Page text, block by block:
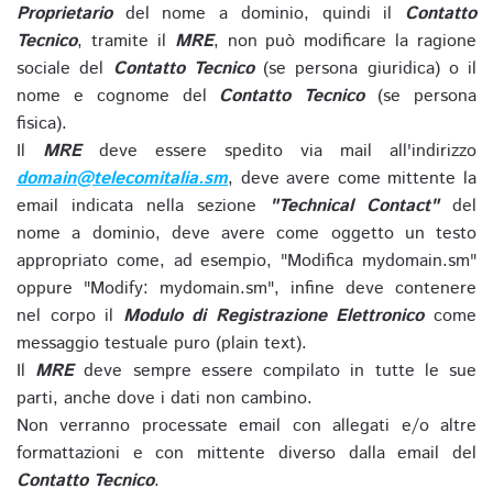
Proprietariodel nome a dominio, quindi il Contatto
Tecnico, tramite il MRE, non può modificare la ragione
sociale del Contatto Tecnico(se persona giuridica) o il
nome e cognome del Contatto Tecnico(se persona
fisica).
Il MREdeve essere spedito via mail all'indirizzo
domain@telecomitalia.sm, deve avere come mittente la
email indicata nella sezione
"Technical Contact"del
nome a dominio, deve avere come oggetto un testo
appropriato come, ad esempio, "Modifica mydomain.sm"
oppure "Modify: mydomain.sm", infine deve contenere
nel corpo il Modulo di Registrazione Elettronicocome
messaggio testuale puro (plain text).
Il MREdeve sempre essere compilato in tutte le sue
parti, anche dove i dati non cambino.
Non verranno processate email con allegati e/o altre
formattazioni e con mittente diverso dalla email del
Contatto Tecnico.